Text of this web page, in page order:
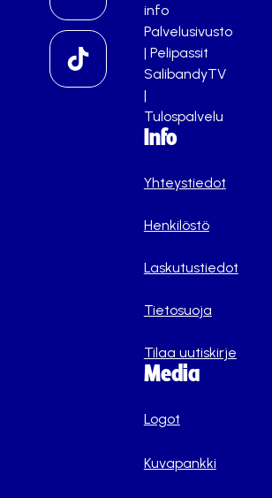
info
Palvelusivusto
| Pelipassit
SalibandyTV
|
Tulospalvelu
Info
Yhteystiedot
Henkilöstö
Laskutustiedot
Tietosuoja
Tilaa uutiskirje
Media
Logot
Kuvapankki